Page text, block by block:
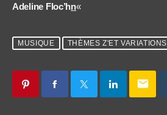
Adeline Floc’hn«
MUSIQUE THÈMES Z'ET VARIATIONS
email